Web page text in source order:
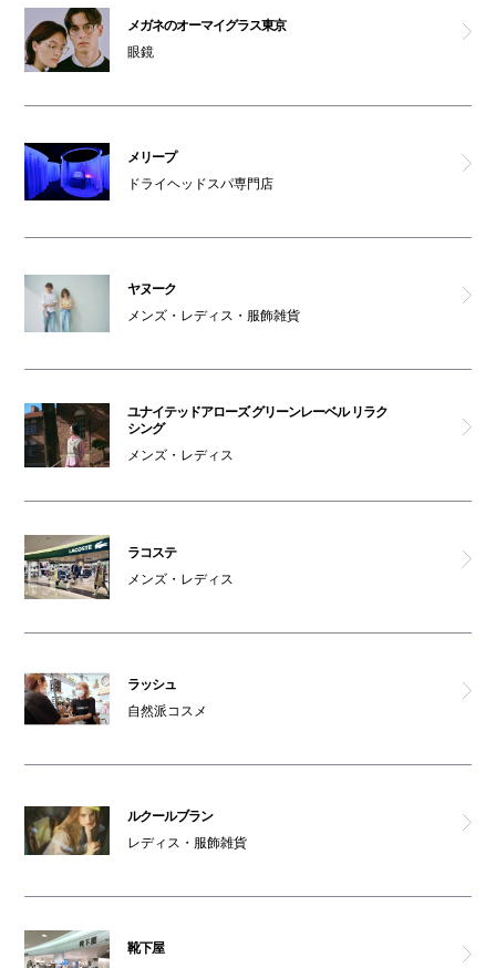
メガネのオーマイグラス東京
眼鏡
メリープ
ドライヘッドスパ専門店
ヤヌーク
メンズ・レディス・服飾雑貨
ユナイテッドアローズ グリーンレーベル リラク
シング
メンズ・レディス
ラコステ
メンズ・レディス
ラッシュ
自然派コスメ
ルクールブラン
レディス・服飾雑貨
靴下屋